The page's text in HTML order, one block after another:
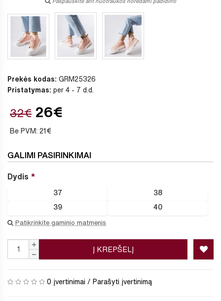
Prekės kodas: GRM25326
Pristatymas: per 4 - 7 d.d.
32€ 26€
Be PVM: 21€
GALIMI PASIRINKIMAI
Dydis
37 38
39 40
Patikrinkite gaminio matmenis
Į KREPŠELĮ
0 įvertinimai / Parašyti įvertinimą